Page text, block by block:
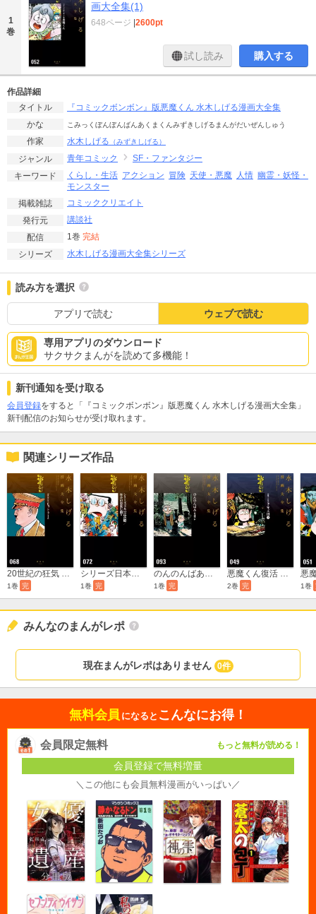
1
巻
画大全集(1)
648ページ 2600pt
試し読み 購入する
作品詳細
タイトル
『コミックボンボン』版悪魔くん 水木しげる漫画大全集
かな
こみっくぼんぼんばんあくまくんみずきしげるまんがだいぜんしゅう
作家 水木しげる （みずきしげる）
ジャンル 青年コミック
SF・ファンタジー
キーワード
くらし・生活 アクション 冒険 天使・悪魔 人情 幽霊・妖怪・
モンスター
掲載雑誌
コミッククリエイト
発行元
講談社
配信
1巻 完結
シリーズ
水木しげる漫画大全集シリーズ
読み方を選択
アプリで読む ウェブで読む
専用アプリのダウンロード
サクサクまんがを読めて多機能！
新刊通知を受け取る
会員登録をすると「『コミックボンボン』版悪魔くん 水木しげる漫画大全集」
新刊配信のお知らせが受け取れます。
関連シリーズ作品
20世紀の狂気 ヒットラー 他 水木しげる漫画大全集
1巻 完
シリーズ日本の民話［全］/怪奇幻想旅行［全］ 他 水木しげる漫画大全集
1巻 完
のんのんばあとオレ 水木しげる漫画大全集
1巻 完
悪魔くん復活 千年王国 水木しげる漫画大全集
2巻 完 1巻
みんなのまんがレポ
現在まんがレポはありません 0件
無料会員 になると こんなにお得！
会員限定無料 もっと無料が読める！
会員登録で無料増量
＼この他にも会員無料漫画がいっぱい／